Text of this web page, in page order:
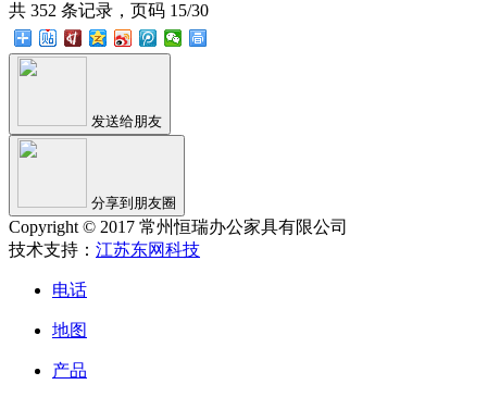
共 352 条记录，页码 15/30
发送给朋友
分享到朋友圈
Copyright © 2017 常州恒瑞办公家具有限公司
技术支持： 江苏东网科技
电话
地图
产品